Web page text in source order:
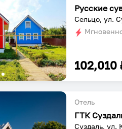
Русские
Сельцо, ул.
102,010
Отель
ГТК
Суздаль, ул.